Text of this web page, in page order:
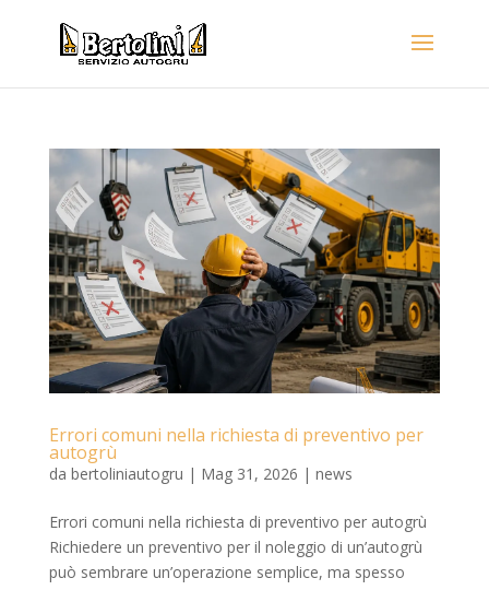
Errori comuni nella richiesta di preventivo per
autogrù
da bertoliniautogru | Mag 31, 2026 | news
Errori comuni nella richiesta di preventivo per autogrù
Richiedere un preventivo per il noleggio di un’autogrù
può sembrare un’operazione semplice, ma spesso